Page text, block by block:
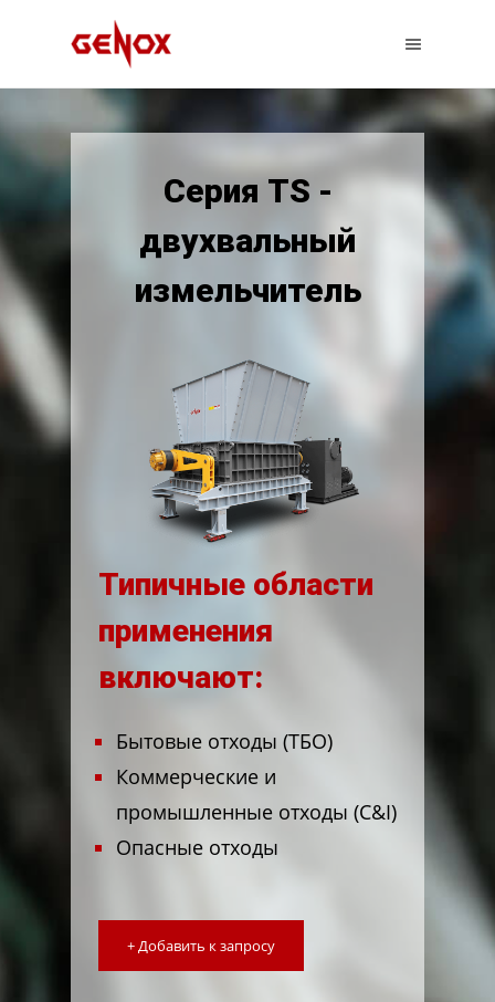
Серия TS -
двухвальный
измельчитель
Типичные области
применения
включают:
Бытовые отходы (ТБО)
Коммерческие и
промышленные отходы (C&I)
Опасные отходы
+ Добавить к запросу